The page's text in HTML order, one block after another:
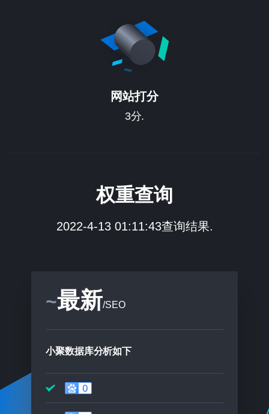
网站打分
3分.
权重查询
2022-4-13 01:11:43查询结果.
~最新/SEO
小聚数据库分析如下